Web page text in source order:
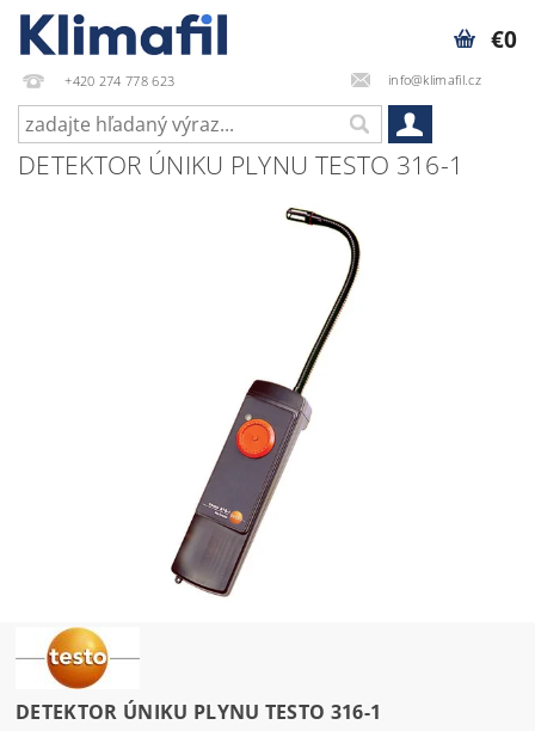
+420 274 778 623 info@klimafil.cz
€0
DETEKTOR ÚNIKU PLYNU TESTO 316-1
DETEKTOR ÚNIKU PLYNU TESTO 316-1